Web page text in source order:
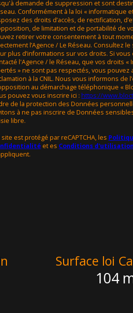
demande de suppression et sont
Conformément à la loi « informatique
des droits d’accès, de rectification,
de limitation et de portabilité de
retirer votre consentement à tout
l’Agence / Le Réseau. Consultez le
plus d’informations sur vos droits. Si
l'Agence / le Réseau, que vos droits «
» ne sont pas respectés, vous pouvez
à la CNIL. Nous vous informons de
au démarchage téléphonique «
pouvez vous inscrire ici : https://
de la protection des Données
à ne pas inscrire de Données
libre.
site est protégé par reCAPTCHA, les
et es Conditions d'utilisation
Surface loi
104